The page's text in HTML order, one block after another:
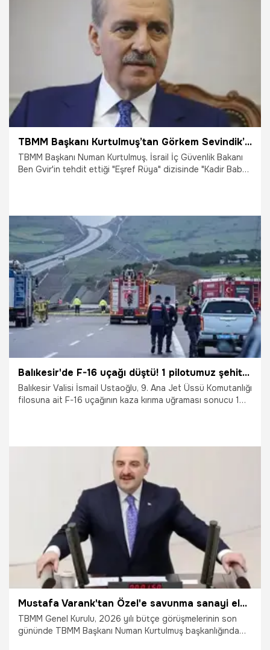
Gündem
TBMM Başkanı Kurtulmuş’tan Görkem Sevindik’e destek telefonu
TBMM Başkanı Numan Kurtulmuş, İsrail İç Güvenlik Bakanı
Ben Gvir'in tehdit ettiği "Eşref Rüya" dizisinde "Kadir Baba"
8.04.2026 Gündem
Balıkesir'de F-16 uçağı düştü! 1 pilotumuz şehit oldu
Balıkesir Valisi İsmail Ustaoğlu, 9. Ana Jet Üssü Komutanlığı
filosuna ait F-16 uçağının kaza kırıma uğraması sonucu 1
olmuştur." ifadeleri kullanıldı. Adalet Bakanı Akın Gürlek,
kaza kırıma uğrayan F-16 uçağına ilişkin soruşturma
başlatıldığını bildirdi. Öte yandan MSB, şehidimizin kimliğini
Gündem
Mustafa Varank'tan Özel'e savunma sanayi eleştirisi: Füzelerimizle balıkları değil, düşmanlarımızı korkutuyoruz
TBMM Genel Kurulu, 2026 yılı bütçe görüşmelerinin son
gününde TBMM Başkanı Numan Kurtulmuş başkanlığında